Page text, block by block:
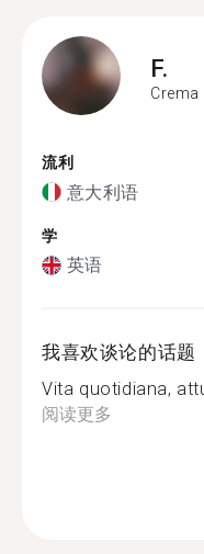
F.
Crema
流利
意大利语
学
英语
我喜欢谈论的话题
Vita quotidiana,
阅读更多